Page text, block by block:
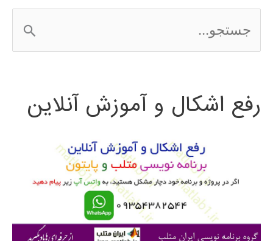
س
ج
رفع اشکال و آموزش آنلاین